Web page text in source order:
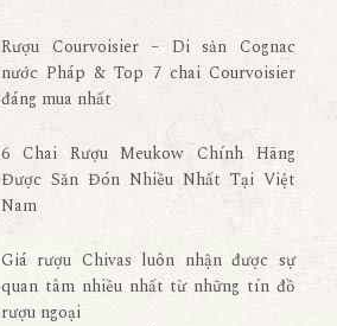
Rượu Courvoisier – Di sản Cognac
nước Pháp & Top 7 chai Courvoisier
đáng mua nhất
6 Chai Rượu Meukow Chính Hãng
Được Săn Đón Nhiều Nhất Tại Việt
Nam
Giá rượu Chivas luôn nhận được sự
quan tâm nhiều nhất từ những tín đồ
rượu ngoại